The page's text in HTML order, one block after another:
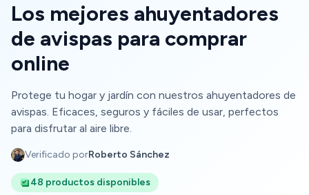
Los mejores ahuyentadores
de avispas para comprar
online
Protege tu hogar y jardín con nuestros ahuyentadores de
avispas. Eficaces, seguros y fáciles de usar, perfectos
para disfrutar al aire libre.
Verificado porRoberto Sánchez
48 productos disponibles